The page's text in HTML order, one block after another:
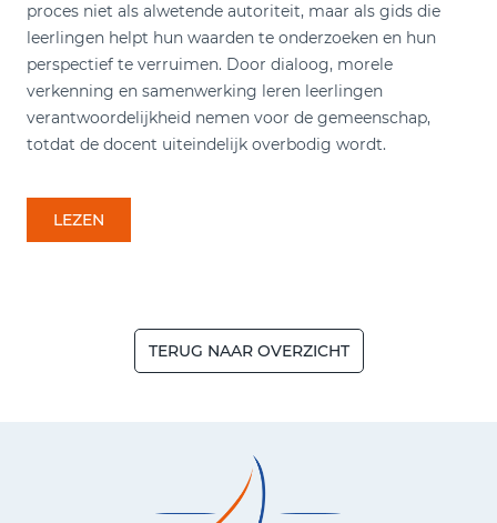
proces niet als alwetende autoriteit, maar als gids die
leerlingen helpt hun waarden te onderzoeken en hun
perspectief te verruimen. Door dialoog, morele
verkenning en samenwerking leren leerlingen
verantwoordelijkheid nemen voor de gemeenschap,
totdat de docent uiteindelijk overbodig wordt.
LEZEN
TERUG NAAR OVERZICHT